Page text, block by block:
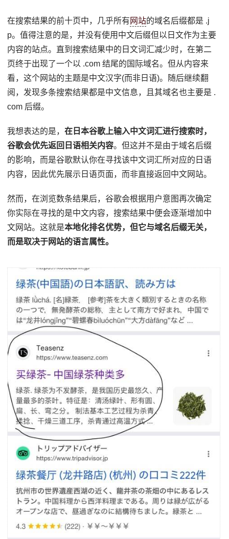
在搜索结果的前十页中，几乎所有 网站的域名后缀都是 .j
p。值得注意的是，并没有使用中文后缀但以日文作为主要
内容的站点。直到搜索结果中的日文词汇减少时，在第二
页终于出现了一个以 .com 结尾的国际域名。但从内容来
看，这个网站的主题是中文汉字(而非日语)。随后继续翻
阅，发现多条搜索结果都是中文信息，且其域名也主要是 .
com 后缀。
我想表达的是，在日本谷歌上输入中文词汇进行搜索时，
谷歌会优先返回日语相关内容。但这并不是由于域名后缀
的影响，而是谷歌默认你在寻找该中文词汇所对应的日语
内容，因此优先展示日语页面，而非直接返回中文网站。
然而，在浏览数条结果后，谷歌会根据用户意图再次确定
你实际在寻找的是中文内容，搜索结果中便会逐渐增加中
文网站。这就是本地化排名优势，但它与域名后缀无关，
而是取决于网站的语言属性。